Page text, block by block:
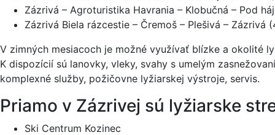
Zázrivá – Agroturistika Havrania – Klobučná – Pod
Zázrivá Biela rázcestie – Čremoš – Plešivá – Zázrivá
V zimných mesiacoch je možné využívať blízke a okolité
K dispozícií sú lanovky, vleky, svahy s umelým
komplexné služby, požičovne lyžiarskej výstroje, servis.
Priamo v Zázrivej sú lyžiarske
Ski Centrum Kozinec